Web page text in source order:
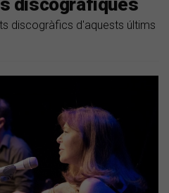
discogràfiques
discogràfics d'aquests últims